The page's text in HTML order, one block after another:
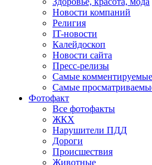
Новости компаний
Религия
IT-новости
Калейдоскоп
Новости сайта
Пресс-релизы
Самые комментируемые
Самые
Фотофакт
Все фотофакты
ЖКХ
Нарушители ПДД
Дороги
Происшествия
Животные